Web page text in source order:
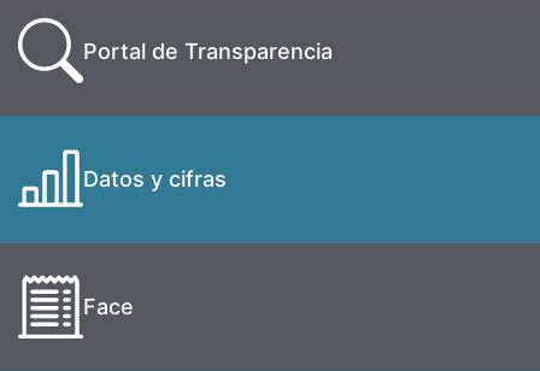
Portal de Transparencia
Datos y cifras
Face